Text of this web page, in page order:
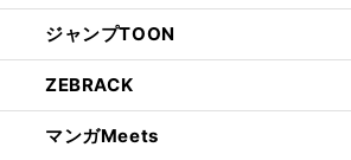
ジャンプTOON
ZEBRACK
マンガMeets